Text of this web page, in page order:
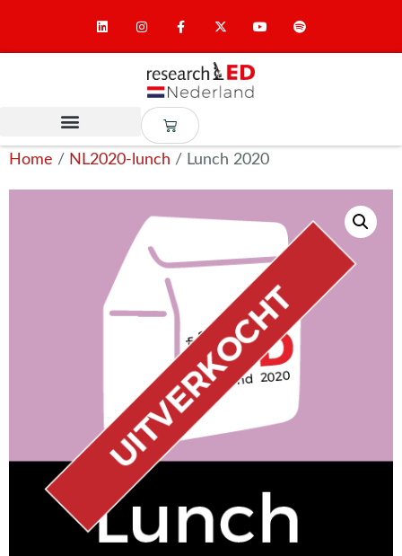
Home / NL2020-lunch / Lunch 2020